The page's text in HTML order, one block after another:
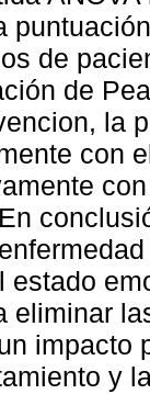
de
de
la
con
estado
eliminar
impacto
y